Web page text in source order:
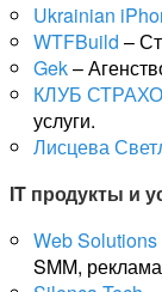
Ukrainian
WTFBuild –
Gek–
КЛУБ
услуги.
Лисцева
IT продукты и
Web Solutions
SMM, реклама